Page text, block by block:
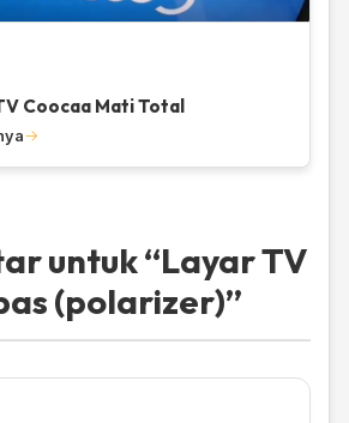
Coocaa Mati Total
untuk “Layar TV
(polarizer)”